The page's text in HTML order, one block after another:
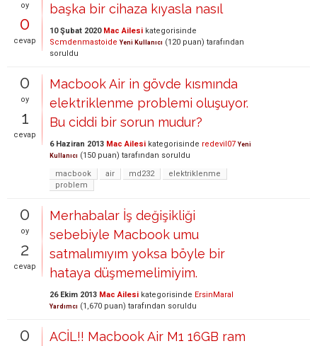
oy
0
cevap
başka bir cihaza kıyasla nasıl
10 Şubat 2020 Mac Ailesi kategorisinde
Scmdenmastoide Yeni Kullanıcı (120 puan) tarafından
soruldu
0
oy
1
cevap
Macbook Air in gövde kısmında
elektriklenme problemi oluşuyor.
Bu ciddi bir sorun mudur?
6 Haziran 2013 Mac Ailesi kategorisinde redevil07 Yeni
Kullanıcı (150 puan) tarafından soruldu
macbook
air md232
elektriklenme
problem
0
oy
2
cevap
Merhabalar İş değişikliği
sebebiyle Macbook umu
satmalımıyım yoksa böyle bir
hataya düşmemelimiyim.
26 Ekim 2013 Mac Ailesi kategorisinde ErsinMaral
Yardımcı (1,670 puan) tarafından soruldu
0
ACİL!! Macbook Air M1 16GB ram